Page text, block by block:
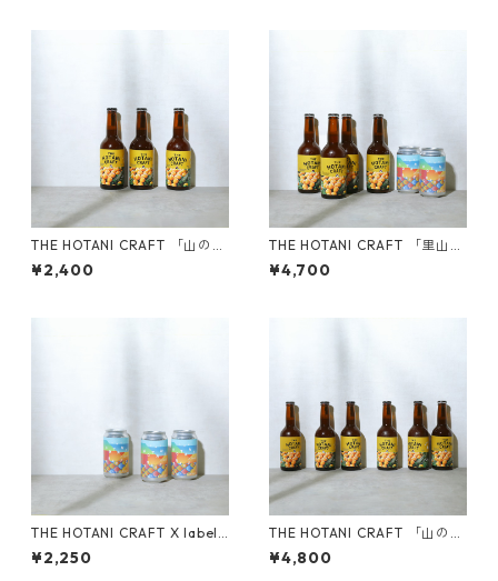
THE HOTANI CRAFT 「山のみ
かん」-YAMANOMIKAN 330
ml （3本セット）
¥2,400
THE HOTANI CRAFT 「里山の
恵セット（山のみかん 4本／X
label COUNTRY ROAD 2
¥4,700
THE HOTANI CRAFT X label
「COUNTRY ROAD」 350ml
（3本セット）
¥2,250
THE HOTANI CRAFT 「山のみ
かん」-YAMANOMIKAN 330
ml （6本セット）
¥4,800